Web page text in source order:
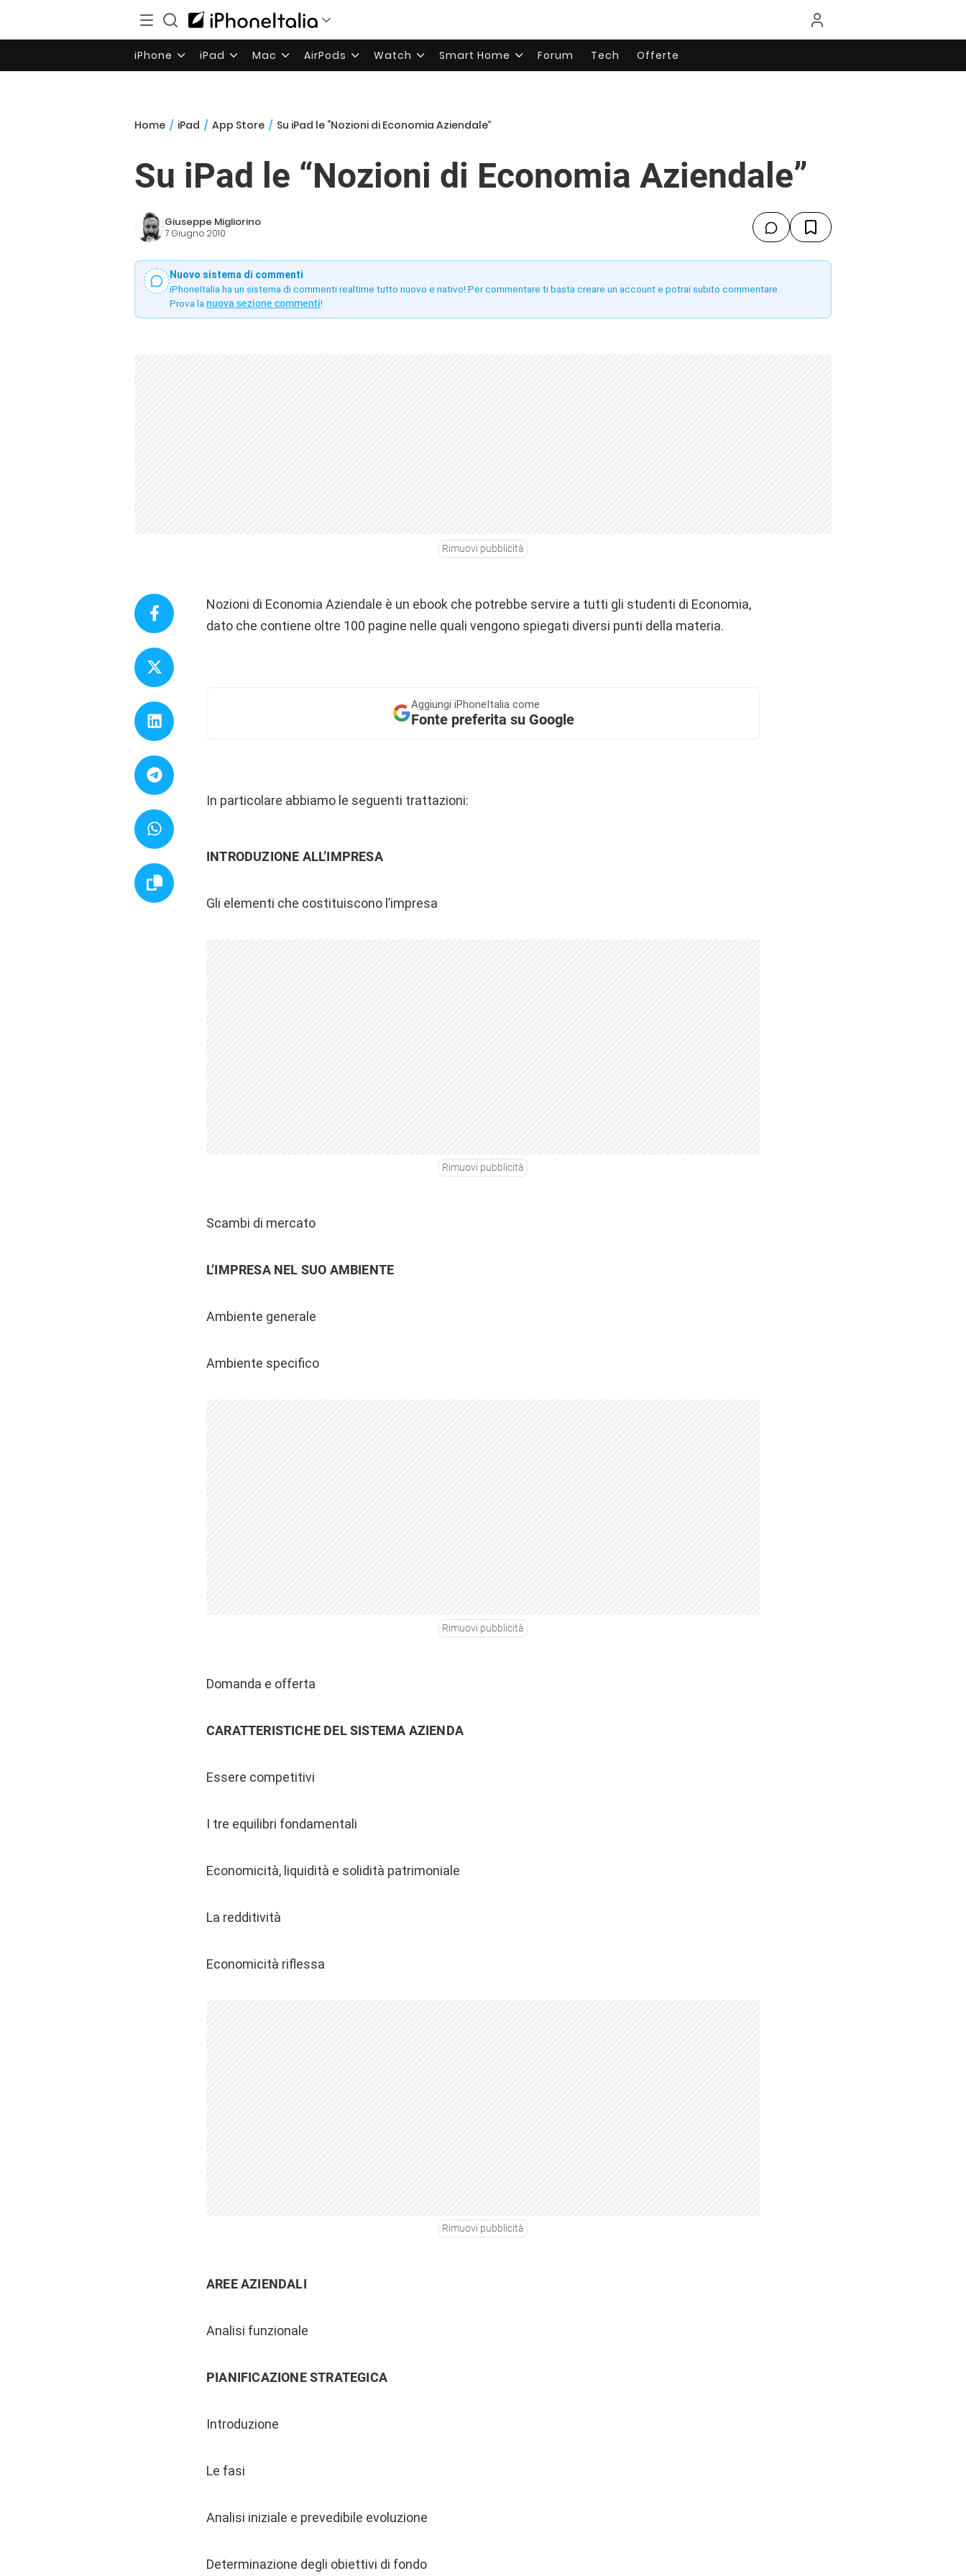
iPhone iPad Mac AirPods Watch Smart Home Forum Tech Offerte
Home / iPad / App Store / Su iPad le “Nozioni di Economia Aziendale”
Su iPad le “Nozioni di Economia Aziendale”
Giuseppe Migliorino
7 Giugno 2010
Nuovo sistema di commenti
iPhoneItalia ha un sistema di commenti realtime tutto nuovo e nativo! Per commentare ti basta creare un account e potrai subito commentare.
Prova la nuova sezione commenti!
Rimuovi pubblicità
Nozioni di Economia Aziendale è un ebook che potrebbe servire a tutti gli studenti di Economia,
dato che contiene oltre 100 pagine nelle quali vengono spiegati diversi punti della materia.
Aggiungi iPhoneItalia come
Fonte preferita su Google
In particolare abbiamo le seguenti trattazioni:
INTRODUZIONE ALL’IMPRESA
Gli elementi che costituiscono l’impresa
Rimuovi pubblicità
Scambi di mercato
L’IMPRESA NEL SUO AMBIENTE
Ambiente generale
Ambiente specifico
Rimuovi pubblicità
Domanda e offerta
CARATTERISTICHE DEL SISTEMA AZIENDA
Essere competitivi
I tre equilibri fondamentali
Economicità, liquidità e solidità patrimoniale
La redditività
Economicità riflessa
Rimuovi pubblicità
AREE AZIENDALI
Analisi funzionale
PIANIFICAZIONE STRATEGICA
Introduzione
Le fasi
Analisi iniziale e prevedibile evoluzione
Determinazione degli obiettivi di fondo